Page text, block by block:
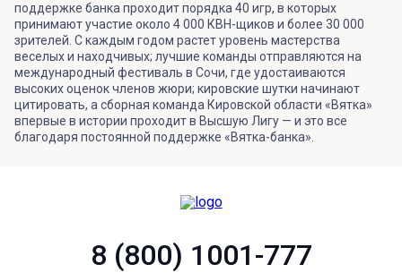
поддержке банка проходит порядка 40 игр, в которых
принимают участие около 4 000 КВН-щиков и более 30 000
зрителей. С каждым годом растет уровень мастерства
веселых и находчивых; лучшие команды отправляются на
международный фестиваль в Сочи, где удостаиваются
высоких оценок членов жюри; кировские шутки начинают
цитировать, а сборная команда Кировской области «Вятка»
впервые в истории проходит в Высшую Лигу — и это все
благодаря постоянной поддержке «Вятка-банка».
8 (800) 1001-777